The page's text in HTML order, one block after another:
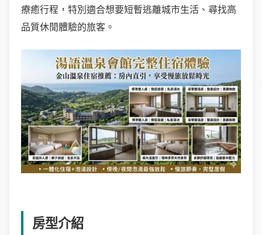
療癒行程，特別適合想要短暫逃離城市生活、尋找高
品質休閒體驗的旅客。
房型介紹